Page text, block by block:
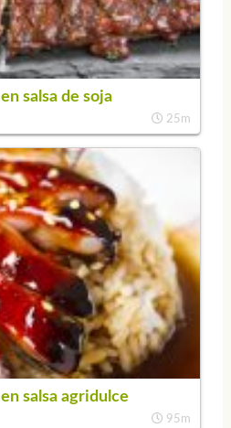
salsa de soja
25m
salsa agridulce
95m